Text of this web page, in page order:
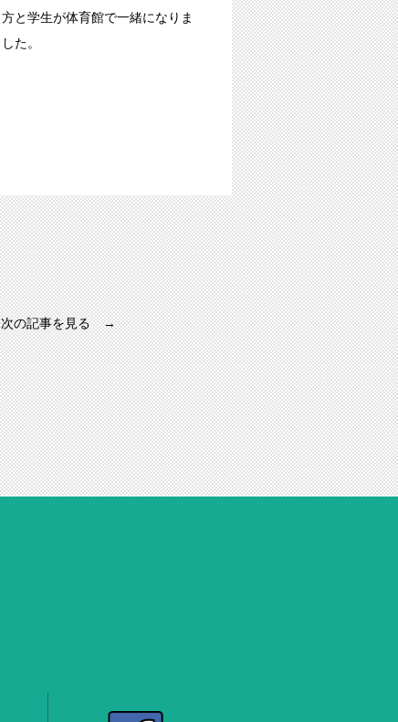
方と学生が体育館で一緒になりま
した。
次の記事を見る →